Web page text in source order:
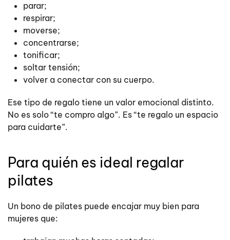
parar;
respirar;
moverse;
concentrarse;
tonificar;
soltar tensión;
volver a conectar con su cuerpo.
Ese tipo de regalo tiene un valor emocional distinto.
No es solo “te compro algo”. Es “te regalo un espacio
para cuidarte”.
Para quién es ideal regalar
pilates
Un bono de pilates puede encajar muy bien para
mujeres que: